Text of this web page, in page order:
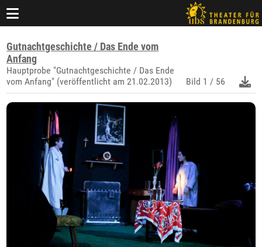
Gutnachtgeschichte / Das Ende vom
Anfang
Hauptprobe "Gutnachtgeschichte / Das Ende
vom Anfang" (veröffentlicht am 21.02.2013)
Bild 1 / 56